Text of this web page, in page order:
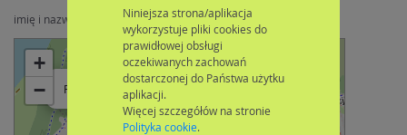
imię i nazwisko dyrektora: Brygida Bagniewska
Przedszkole Miejskie - Rządz (ul. Mastalerza 6)
+
−
Niniejsza strona/aplikacja
wykorzystuje pliki cookies do
prawidłowej obsługi
oczekiwanych zachowań
dostarczonej do Państwa użytku
aplikacji.
Więcej szczegółów na stronie
Polityka cookie.